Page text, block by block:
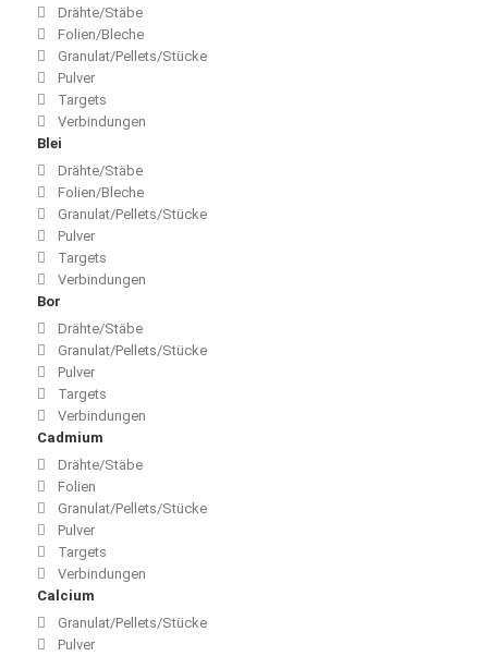
Drähte/Stäbe
Folien/Bleche
Granulat/Pellets/Stücke
Pulver
Targets
Verbindungen
Blei
Drähte/Stäbe
Folien/Bleche
Granulat/Pellets/Stücke
Pulver
Targets
Verbindungen
Bor
Drähte/Stäbe
Granulat/Pellets/Stücke
Pulver
Targets
Verbindungen
Cadmium
Drähte/Stäbe
Folien
Granulat/Pellets/Stücke
Pulver
Targets
Verbindungen
Calcium
Granulat/Pellets/Stücke
Pulver